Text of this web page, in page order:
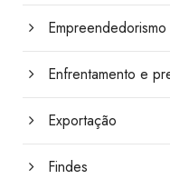
Empreendedorismo
Enfrentamento e
Exportação
Findes